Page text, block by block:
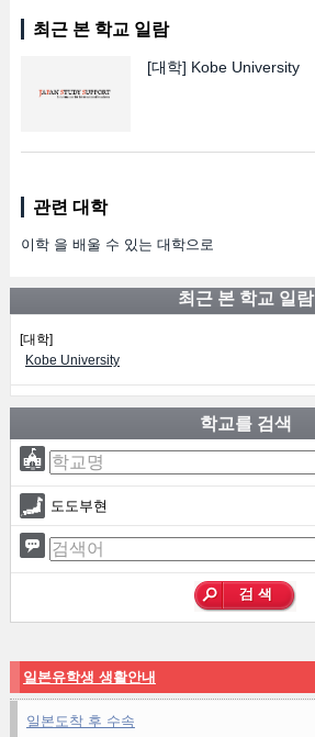
최근 본 학교 일람
[대학] Kobe University
관련 대학
이학 을 배울 수 있는 대학으로
최근 본 학교 일람
[대학]
Kobe University
학교를 검색
도도부현
일본유학생 생활안내
일본도착 후 수속